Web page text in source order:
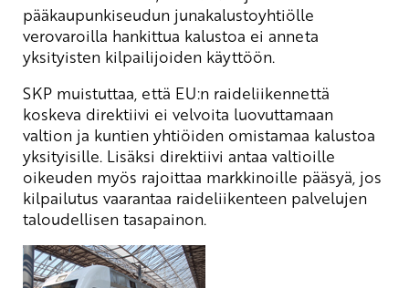
pääkaupunkiseudun junakalustoyhtiölle
verovaroilla hankittua kalustoa ei anneta
yksityisten kilpailijoiden käyttöön.
SKP muistuttaa, että EU:n raideliikennettä
koskeva direktiivi ei velvoita luovuttamaan
valtion ja kuntien yhtiöiden omistamaa kalustoa
yksityisille. Lisäksi direktiivi antaa valtioille
oikeuden myös rajoittaa markkinoille pääsyä, jos
kilpailutus vaarantaa raideliikenteen palvelujen
taloudellisen tasapainon.